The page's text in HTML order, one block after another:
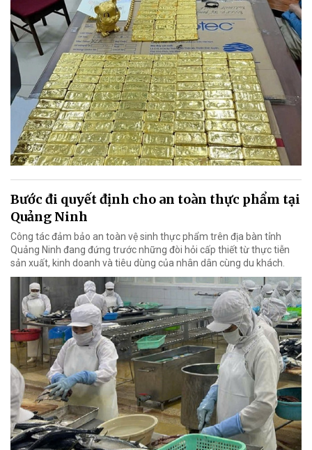
Bước đi quyết định cho an toàn thực phẩm tại
Quảng Ninh
Công tác đảm bảo an toàn vệ sinh thực phẩm trên địa bàn tỉnh
Quảng Ninh đang đứng trước những đòi hỏi cấp thiết từ thực tiễn
sản xuất, kinh doanh và tiêu dùng của nhân dân cùng du khách.